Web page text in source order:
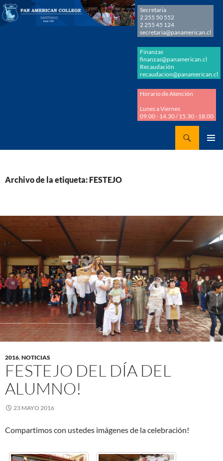
Secretaria
2 255 50 552
2 255 45 124
secretaria@panamerican.cl
Finanzas
finanzas@panamerican.cl
Recaudación
recaudacion@panamerican.cl
Horario de Atención
Lunes a Viernes
09.00 - 14.30 / 15.30 - 18.00
Archivo de la etiqueta: FESTEJO
2016,NOTICIAS
FESTEJO DEL DÍA DEL
ALUMNO!
23 MAYO 2016
Compartimos con ustedes imágenes de la celebración!